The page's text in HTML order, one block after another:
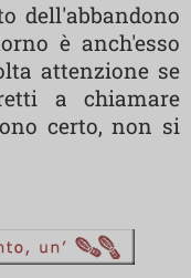
dell'abbandono
è anch'esso
attenzione se
a chiamare
certo, non si